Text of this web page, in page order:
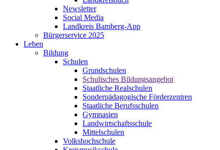
Newsletter
Social Media
Landkreis Bamberg-App
Bürgerservice 2025
Leben
Bildung
Schulen
Grundschulen
Schulisches Bildungsangebot
Staatliche Realschulen
Sonderpädagogische Förderzentren
Staatliche Berufsschulen
Gymnasien
Landwirtschaftsschule
Mittelschulen
Volkshochschule